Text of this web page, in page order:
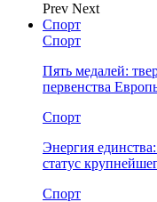
Prev Next
Спорт
Спорт
Пять медалей:
первенства
Спорт
Энергия
статус
Спорт